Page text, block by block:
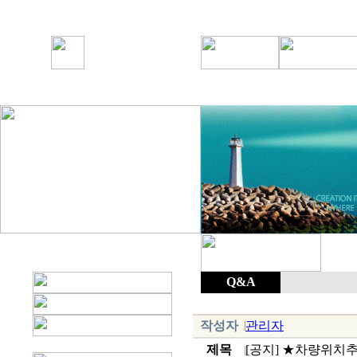
Q&A
작성자
관리자
제목
[공지] ★차량위치